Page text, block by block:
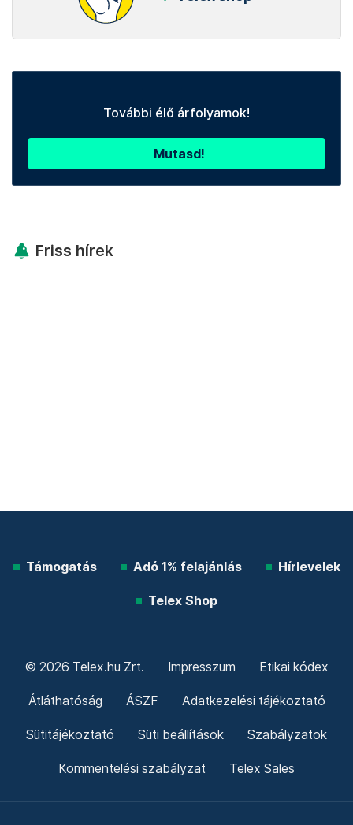
További élő árfolyamok!
Mutasd!
Friss hírek
Támogatás Adó 1% felajánlás Hírlevelek
Telex Shop
© 2026 Telex.hu Zrt. Impresszum Etikai kódex
Átláthatóság ÁSZF Adatkezelési tájékoztató
Sütitájékoztató Süti beállítások Szabályzatok
Kommentelési szabályzat Telex Sales